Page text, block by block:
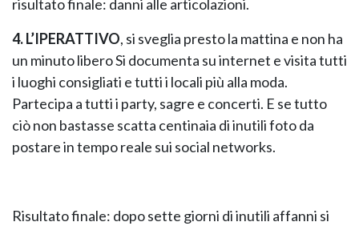
risultato finale: danni alle articolazioni.
4. L’IPERATTIVO, si sveglia presto la mattina e non ha
un minuto libero Si documenta su internet e visita tutti
i luoghi consigliati e tutti i locali più alla moda.
Partecipa a tutti i party, sagre e concerti. E se tutto
ciò non bastasse scatta centinaia di inutili foto da
postare in tempo reale sui social networks.
Risultato finale: dopo sette giorni di inutili affanni si